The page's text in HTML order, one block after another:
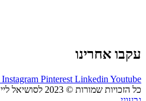
עקבו אחרינו
Instagram Pinterest Linkedin Youtube
כל הזכויות שמורות © 2023 לסושיאל ליידי